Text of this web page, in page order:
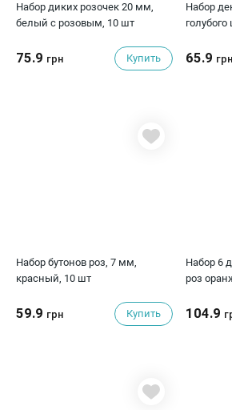
Набор диких розочек 20 мм,
белый с розовым, 10 шт
75.9 грн Купить
Набор
65.9 грн
Набор бутонов роз, 7 мм,
красный, 10 шт
59.9 грн Купить
Набор 6
роз
104.9